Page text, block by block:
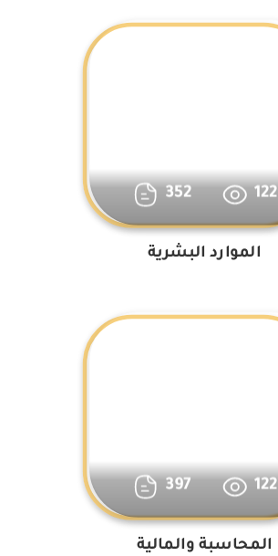
352 122
الموارد البشرية
397 122
المحاسبة والمالية